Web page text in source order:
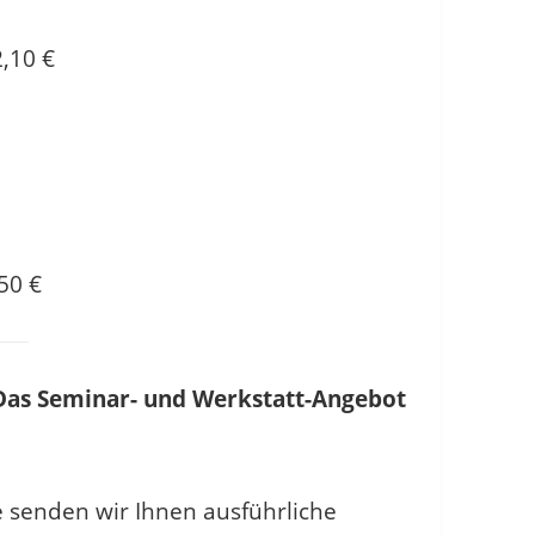
€
€
Seminar- und Werkstatt-Angebot
senden wir Ihnen ausführliche